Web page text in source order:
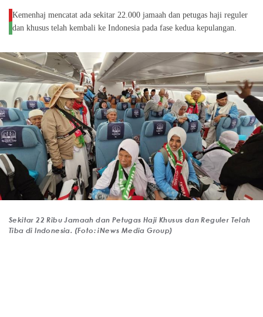
Kemenhaj mencatat ada sekitar 22.000 jamaah dan petugas haji reguler
dan khusus telah kembali ke Indonesia pada fase kedua kepulangan.
Sekitar 22 Ribu Jamaah dan Petugas Haji Khusus dan Reguler Telah
Tiba di Indonesia. (Foto: iNews Media Group)